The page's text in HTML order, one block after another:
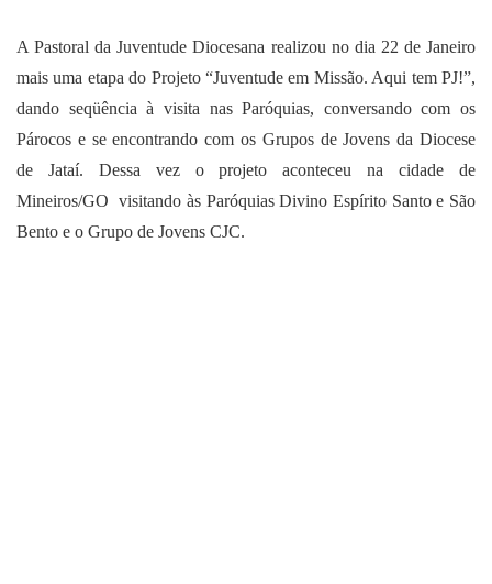
A Pastoral da Juventude Diocesana realizou no dia 22 de Janeiro
mais uma etapa do Projeto “Juventude em Missão. Aqui tem PJ!”,
dando seqüência à visita nas Paróquias, conversando com os
Párocos e se encontrando com os Grupos de Jovens da Diocese
de Jataí. Dessa vez o projeto aconteceu na cidade de
Mineiros/GO
visitando às Paróquias Divino Espírito Santo e São
Bento e o Grupo de Jovens CJC.